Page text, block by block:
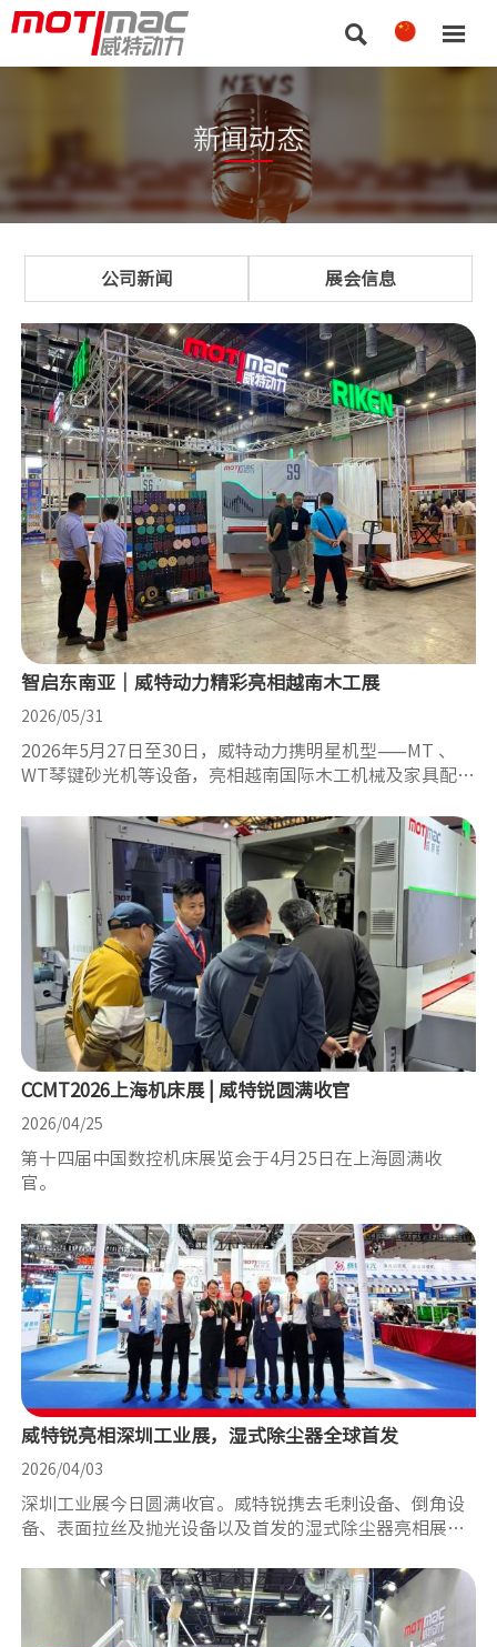
 
新闻动态
公司新闻 展会信息
智启东南亚｜威特动力精彩亮相越南木工展
2026/05/31
2026年5月27日至30日，威特动力携明星机型——MT 、
WT琴键砂光机等设备，亮相越南国际木工机械及家具配件
CCMT2026上海机床展 | 威特锐圆满收官
2026/04/25
第十四届中国数控机床展览会于4月25日在上海圆满收
官。
威特锐亮相深圳工业展，湿式除尘器全球首发
2026/04/03
深圳工业展今日圆满收官。威特锐携去毛刺设备、倒角设
备、表面拉丝及抛光设备以及首发的湿式除尘器亮相展